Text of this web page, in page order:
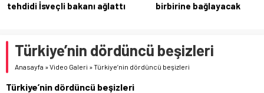
tehdidi İsveçli bakanı ağlattı
birbirine bağlayacak
Türkiye’nin dördüncü beşizleri
Anasayfa »Video Galeri »Türkiye’nin dördüncü beşizleri
Türkiye’nin dördüncü beşizleri